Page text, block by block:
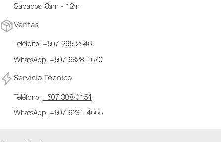
Sábados: 8am - 12m
Ventas
Teléfono: +507 265-2546
WhatsApp: +507 6828-1670
Servicio Técnico
Teléfono: +507 308-0154
WhatsApp: +507 6231-4665